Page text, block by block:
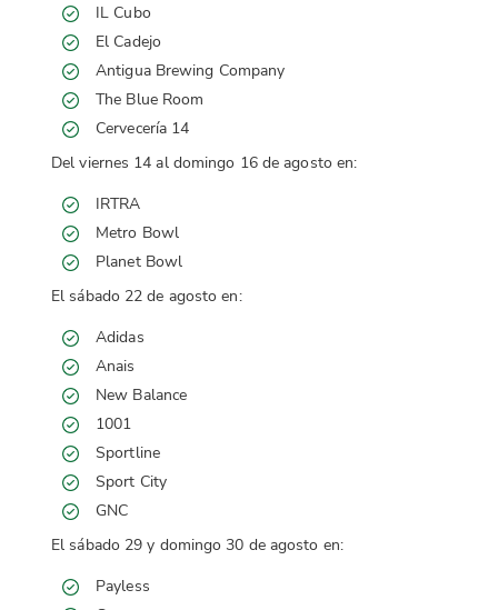
IL Cubo
El Cadejo
Antigua Brewing Company
The Blue Room
Cervecería 14
Del viernes 14 al domingo 16 de agosto en:
IRTRA
Metro Bowl
Planet Bowl
El sábado 22 de agosto en:
Adidas
Anais
New Balance
1001
Sportline
Sport City
GNC
El sábado 29 y domingo 30 de agosto en:
Payless